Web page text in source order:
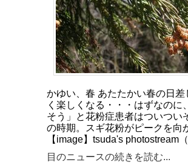
かゆい、春 あたたかい春の日
く楽しくなる・・・はずなのに
そう」と花粉症患者はついつい
の時期。スギ花粉がピークを向
【image】tsuda's photostream
目のニュースの続きを読む...